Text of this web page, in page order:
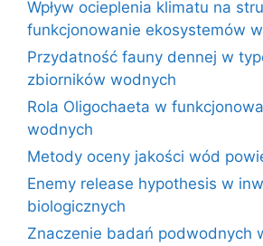
Wpływ ocieplenia klimatu na
funkcjonowanie ekosystemów
Przydatność fauny dennej w
zbiorników wodnych
Rola Oligochaeta w
wodnych
Metody oceny jakości wód
Enemy release hypothesis w
biologicznych
Znaczenie badań podwodnych